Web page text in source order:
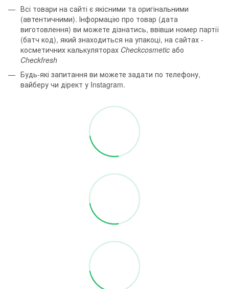
Всі товари на сайті є якісними та оригінальними
(автентичними). Інформацію про товар (дата
виготовлення) ви можете дізнатись, ввівши номер партії
(батч код), який знаходиться на упакоці, на сайтах -
косметичних калькуляторах Checkcosmetic або
Checkfresh
Будь-які запитання ви можете задати по телефону,
вайберу чи дірект у Instagram.